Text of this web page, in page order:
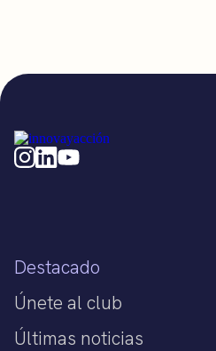
Destacado
Únete al club
Últimas noticias